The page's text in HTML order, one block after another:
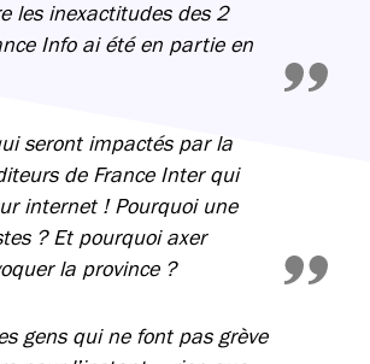
les inexactitudes des 2
Info ai été en partie en
seront impactés par la
de France Inter qui
internet ! Pourquoi une
? Et pourquoi axer
la province ?
gens qui ne font pas grève